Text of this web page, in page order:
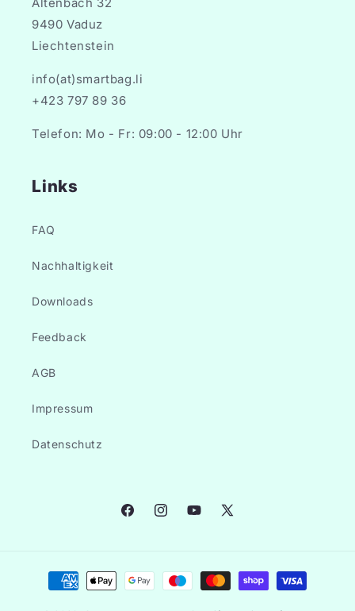
9490 Vaduz
Liechtenstein
info(at)smartbag.li
+423 797 89 36
Telefon: Mo - Fr: 09:00 - 12:00 Uhr
Links
FAQ
Nachhaltigkeit
Downloads
Feedback
AGB
Impressum
Datenschutz
FacebookInstagramYouTube
X
Zahlungsmethoden